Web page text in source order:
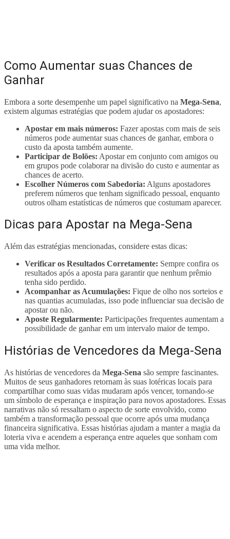
Como Aumentar suas Chances de
Ganhar
Embora a sorte desempenhe um papel significativo na Mega-Sena,
existem algumas estratégias que podem ajudar os apostadores:
Apostar em mais números: Fazer apostas com mais de seis
números pode aumentar suas chances de ganhar, embora o
custo da aposta também aumente.
Participar de Bolões: Apostar em conjunto com amigos ou
em grupos pode colaborar na divisão do custo e aumentar as
chances de acerto.
Escolher Números com Sabedoria: Alguns apostadores
preferem números que tenham significado pessoal, enquanto
outros olham estatísticas de números que costumam aparecer.
Dicas para Apostar na Mega-Sena
Além das estratégias mencionadas, considere estas dicas:
Verificar os Resultados Corretamente: Sempre confira os
resultados após a aposta para garantir que nenhum prêmio
tenha sido perdido.
Acompanhar as Acumulações: Fique de olho nos sorteios e
nas quantias acumuladas, isso pode influenciar sua decisão de
apostar ou não.
Aposte Regularmente: Participações frequentes aumentam a
possibilidade de ganhar em um intervalo maior de tempo.
Histórias de Vencedores da Mega-Sena
As histórias de vencedores da Mega-Sena são sempre fascinantes.
Muitos de seus ganhadores retornam às suas lotéricas locais para
compartilhar como suas vidas mudaram após vencer, tornando-se
um símbolo de esperança e inspiração para novos apostadores. Essas
narrativas não só ressaltam o aspecto de sorte envolvido, como
também a transformação pessoal que ocorre após uma mudança
financeira significativa. Essas histórias ajudam a manter a magia da
loteria viva e acendem a esperança entre aqueles que sonham com
uma vida melhor.